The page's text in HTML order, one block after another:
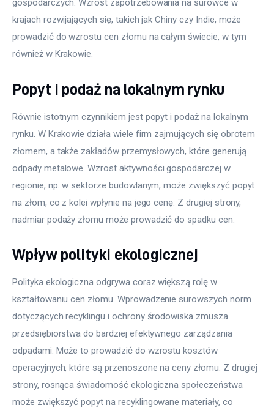
gospodarczych. Wzrost zapotrzebowania na surowce w
krajach rozwijających się, takich jak Chiny czy Indie, może
prowadzić do wzrostu cen złomu na całym świecie, w tym
również w Krakowie.
Popyt i podaż na lokalnym rynku
Równie istotnym czynnikiem jest popyt i podaż na lokalnym
rynku. W Krakowie działa wiele firm zajmujących się obrotem
złomem, a także zakładów przemysłowych, które generują
odpady metalowe. Wzrost aktywności gospodarczej w
regionie, np. w sektorze budowlanym, może zwiększyć popyt
na złom, co z kolei wpłynie na jego cenę. Z drugiej strony,
nadmiar podaży złomu może prowadzić do spadku cen.
Wpływ polityki ekologicznej
Polityka ekologiczna odgrywa coraz większą rolę w
kształtowaniu cen złomu. Wprowadzenie surowszych norm
dotyczących recyklingu i ochrony środowiska zmusza
przedsiębiorstwa do bardziej efektywnego zarządzania
odpadami. Może to prowadzić do wzrostu kosztów
operacyjnych, które są przenoszone na ceny złomu. Z drugiej
strony, rosnąca świadomość ekologiczna społeczeństwa
może zwiększyć popyt na recyklingowane materiały, co